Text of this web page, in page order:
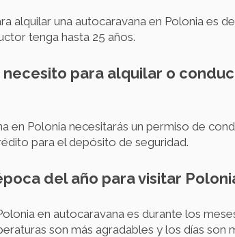
alquilar una autocaravana en Polonia es
tenga hasta 25 años.
necesito para alquilar o
en Polonia necesitarás un permiso de
para el depósito de seguridad.
del año para visitar
en autocaravana es durante los
son más agradables y los días son